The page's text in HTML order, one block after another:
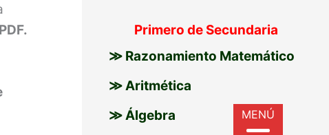
PDF.
Primero de Secundaria
≫ Razonamiento Matemático
≫ Aritmética
≫ Álgebra
MENÚ